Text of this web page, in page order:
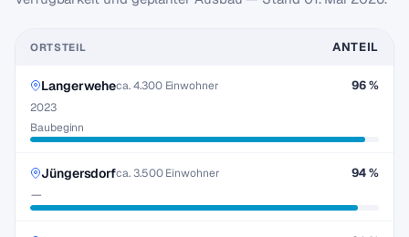
ORTSTEIL ANTEIL
Langerweheca. 4.300 Einwohner
2023
Baubeginn
96 %
Jüngersdorfca. 3.500 Einwohner
—
94 %